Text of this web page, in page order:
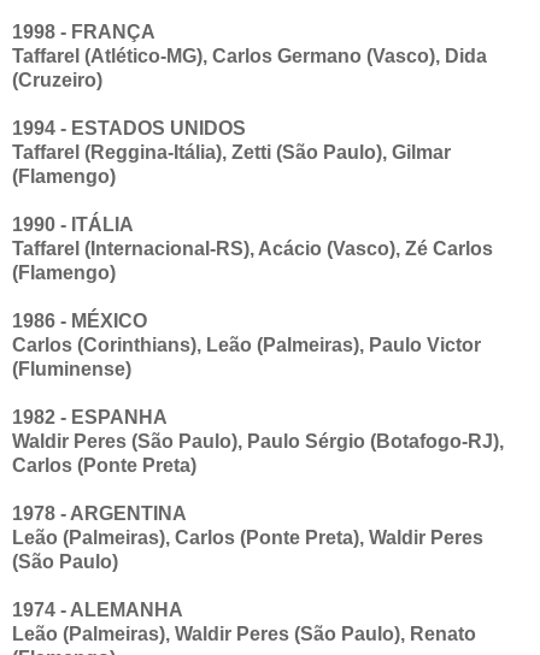
1998 - FRANÇA
Taffarel (Atlético-MG), Carlos Germano (Vasco), Dida
(Cruzeiro)
1994 - ESTADOS UNIDOS
Taffarel (Reggina-Itália), Zetti (São Paulo), Gilmar
(Flamengo)
1990 - ITÁLIA
Taffarel (Internacional-RS), Acácio (Vasco), Zé Carlos
(Flamengo)
1986 - MÉXICO
Carlos (Corinthians), Leão (Palmeiras), Paulo Victor
(Fluminense)
1982 - ESPANHA
Waldir Peres (São Paulo), Paulo Sérgio (Botafogo-RJ),
Carlos (Ponte Preta)
1978 - ARGENTINA
Leão (Palmeiras), Carlos (Ponte Preta), Waldir Peres
(São Paulo)
1974 - ALEMANHA
Leão (Palmeiras), Waldir Peres (São Paulo), Renato